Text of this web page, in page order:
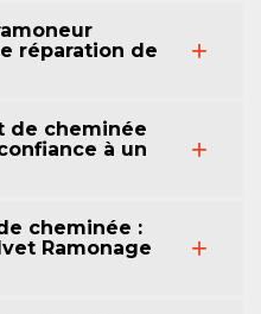
réparation de
de cheminée
à un
cheminée :
Ramonage